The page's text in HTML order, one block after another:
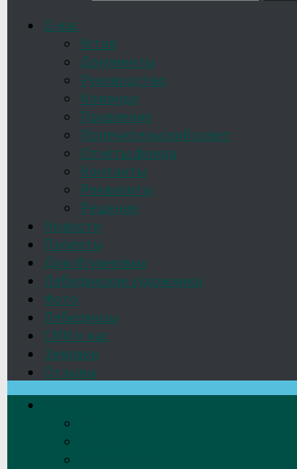
О нас
Устав
Документы
Руководство
Команда
Правление
Попечительский совет
Отчёты фонда
Контакты
Реквизиты
Решение
Новости
Проекты
Дом Игумновых
Лебедянские художники
Фото
Лебедянцы
СМИ о нас
Земляки
Отзывы